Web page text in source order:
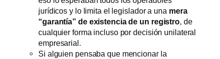
jurídicos y lo limita el legislador a una mera
“garantía” de existencia de un registro, de
cualquier forma incluso por decisión unilateral
empresarial.
Si alguien pensaba que mencionar la